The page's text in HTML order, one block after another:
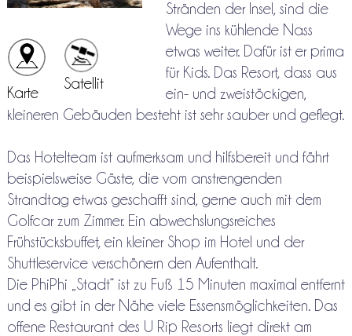
Karte
Satellit
Stränden der Insel, sind die
Wege ins kühlende Nass
etwas weiter. Dafür ist er prima
für Kids. Das Resort, dass aus
ein- und zweistöckigen,
kleineren Gebäuden besteht ist sehr sauber und geflegt.
Das Hotelteam ist aufmerksam und hilfsbereit und fährt
beispielsweise Gäste, die vom anstrengenden
Strandtag etwas geschafft sind, gerne auch mit dem
Golfcar zum Zimmer. Ein abwechslungsreiches
Frühstücksbuffet, ein kleiner Shop im Hotel und der
Shuttleservice verschönern den Aufenthalt.
Die PhiPhi „Stadt“ ist zu Fuß 15 Minuten maximal entfernt
und es gibt in der Nähe viele Essensmöglichkeiten. Das
offene Restaurant des U Rip Resorts liegt direkt am